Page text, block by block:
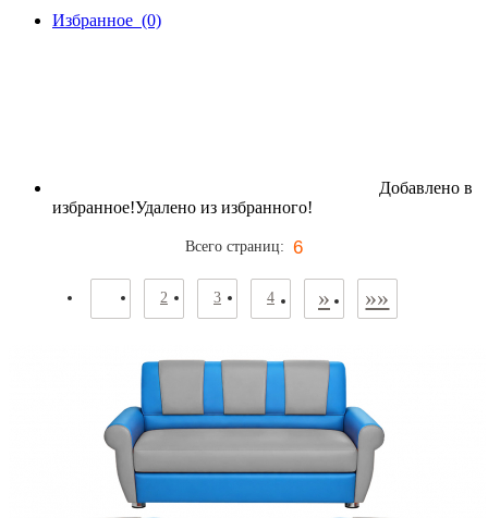
Избранное (0)
Добавлено в
избранное!Удалено из избранного!
Всего страниц: 6
2 3 4 » »»